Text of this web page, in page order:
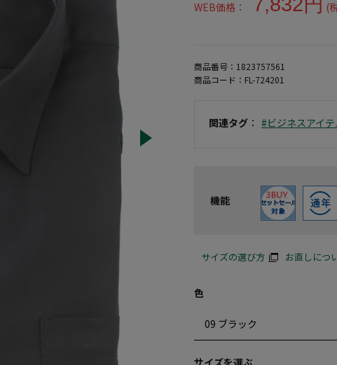
WEB価格：
(
商品番号： 1823757561
商品コード： FL-724201
関連タグ ： #ビジネスアイ
機能
サイズの選び方 お直しにつ
色
サイズを選ぶ